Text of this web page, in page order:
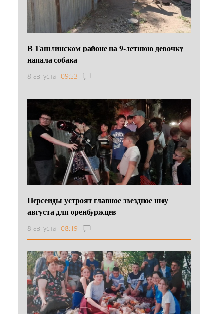
В Ташлинском районе на 9-летнюю девочку
напала собака
8 августа 09:33
Персеиды устроят главное звездное шоу
августа для оренбуржцев
8 августа 08:19